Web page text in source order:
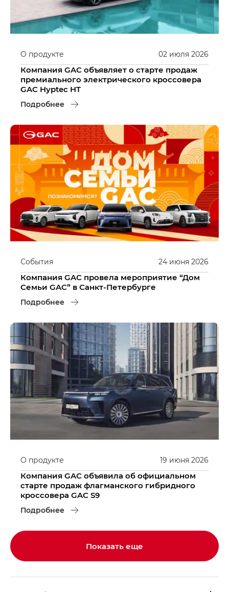
02 июля 2026
О продукте
Компания GAC объявляет о старте продаж
премиального электрического кроссовера
GAC Hyptec HT
Подробнее
24 июня 2026
События
Компания GAC провела мероприятие “Дом
Семьи GAC” в Санкт-Петербурге
Подробнее
19 июня 2026
О продукте
Компания GAC объявила об официальном
старте продаж флагманского гибридного
кроссовера GAC S9
Подробнее
Показать еще